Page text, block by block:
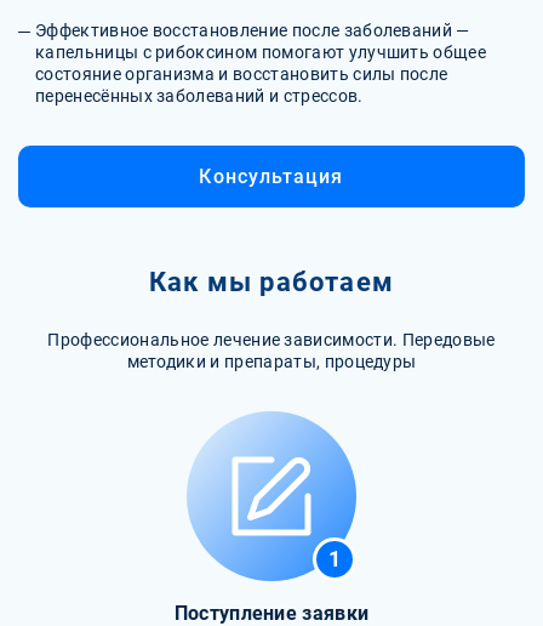
Эффективное восстановление после заболеваний —
капельницы с рибоксином помогают улучшить общее
состояние организма и восстановить силы после
перенесённых заболеваний и стрессов.
Консультация
Как мы работаем
Профессиональное лечение зависимости. Передовые
методики и препараты, процедуры
1
Поступление заявки